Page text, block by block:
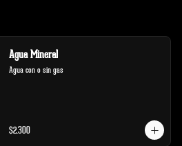
Agua Mineral
Agua con o sin gas
$2.300